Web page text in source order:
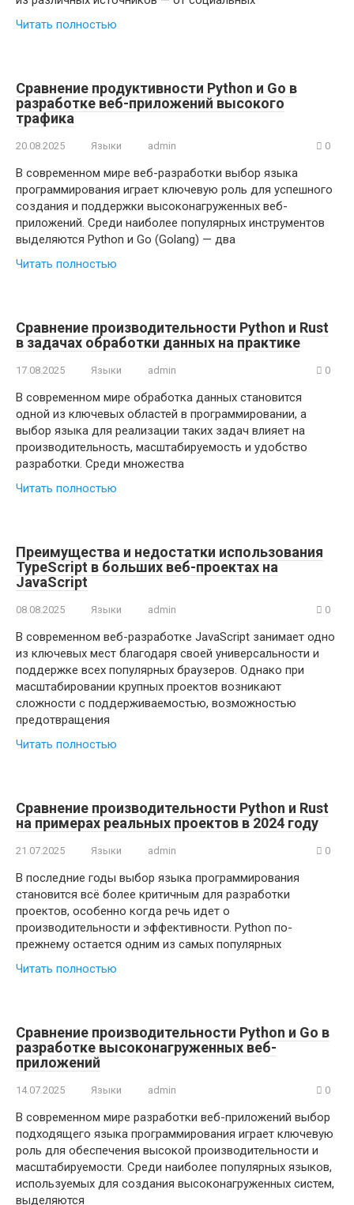
Читать полностью
Сравнение продуктивности Python и Go в
разработке веб-приложений высокого
трафика
20.08.2025 Языки admin 0
В современном мире веб-разработки выбор языка
программирования играет ключевую роль для успешного
создания и поддержки высоконагруженных веб-
приложений. Среди наиболее популярных инструментов
выделяются Python и Go (Golang) — два
Читать полностью
Сравнение производительности Python и Rust
в задачах обработки данных на практике
17.08.2025 Языки admin 0
В современном мире обработка данных становится
одной из ключевых областей в программировании, а
выбор языка для реализации таких задач влияет на
производительность, масштабируемость и удобство
разработки. Среди множества
Читать полностью
Преимущества и недостатки использования
TypeScript в больших веб-проектах на
JavaScript
08.08.2025 Языки admin 0
В современном веб-разработке JavaScript занимает одно
из ключевых мест благодаря своей универсальности и
поддержке всех популярных браузеров. Однако при
масштабировании крупных проектов возникают
сложности с поддерживаемостью, возможностью
предотвращения
Читать полностью
Сравнение производительности Python и Rust
на примерах реальных проектов в 2024 году
21.07.2025 Языки admin 0
В последние годы выбор языка программирования
становится всё более критичным для разработки
проектов, особенно когда речь идет о
производительности и эффективности. Python по-
прежнему остается одним из самых популярных
Читать полностью
Сравнение производительности Python и Go в
разработке высоконагруженных веб-
приложений
14.07.2025 Языки admin 0
В современном мире разработки веб-приложений выбор
подходящего языка программирования играет ключевую
роль для обеспечения высокой производительности и
масштабируемости. Среди наиболее популярных языков,
используемых для создания высоконагруженных систем,
выделяются